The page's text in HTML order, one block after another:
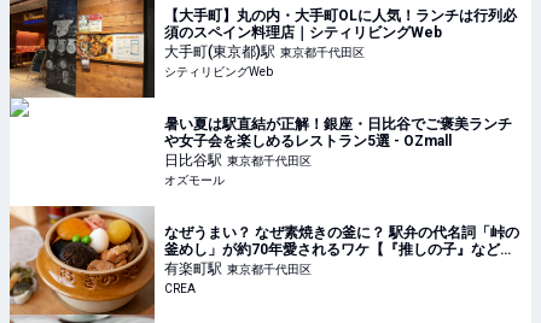
【大手町】丸の内・大手町OLに人気！ランチは行列必
須のスペイン料理店｜シティリビングWeb
大手町(東京都)駅 東京都千代田区
シティリビングWeb
暑い夏は駅直結が正解！銀座・日比谷でご褒美ランチ
や女子会を楽しめるレストラン5選 - OZmall
日比谷駅 東京都千代田区
オズモール
なぜうまい？ なぜ素焼きの釜に？ 駅弁の代名詞「峠の
釜めし」が約70年愛されるワケ【『推しの子』などア
ニメコラボも！】
有楽町駅 東京都千代田区
CREA